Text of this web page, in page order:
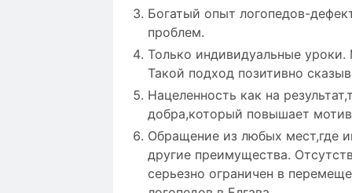
Богатый опыт логопедов-
проблем.
Только индивидуальные
Такой подход позитивно
Нацеленность как на
добра,который повышает
Обращение из любых мест,где
другие преимущества.
серьезно ограничен в